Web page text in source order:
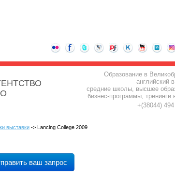
Образование в
английский
средние школы, высшее
бизнес-программы, тренинги
+(38044)
выставки -> Lancing College 2009
ваш запрос